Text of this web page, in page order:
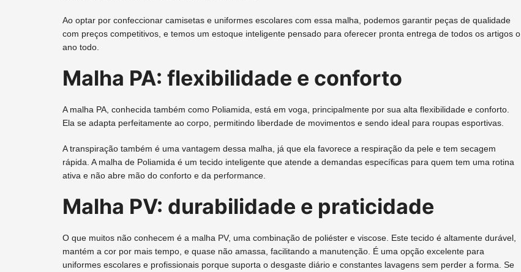
Ao optar por confeccionar camisetas e uniformes escolares com essa malha, podemos garantir peças de qualidade
com preços competitivos, e temos um estoque inteligente pensado para oferecer pronta entrega de todos os artigos o
ano todo.
Malha PA: flexibilidade e conforto
A malha PA, conhecida também como Poliamida, está em voga, principalmente por sua alta flexibilidade e conforto.
Ela se adapta perfeitamente ao corpo, permitindo liberdade de movimentos e sendo ideal para roupas esportivas.
A transpiração também é uma vantagem dessa malha, já que ela favorece a respiração da pele e tem secagem
rápida. A malha de Poliamida é um tecido inteligente que atende a demandas específicas para quem tem uma rotina
ativa e não abre mão do conforto e da performance.
Malha PV: durabilidade e praticidade
O que muitos não conhecem é a malha PV, uma combinação de poliéster e viscose. Este tecido é altamente durável,
mantém a cor por mais tempo, e quase não amassa, facilitando a manutenção. É uma opção excelente para
uniformes escolares e profissionais porque suporta o desgaste diário e constantes lavagens sem perder a forma. Se